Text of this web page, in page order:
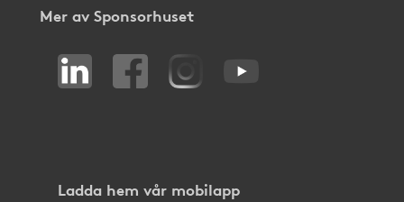
Mer av Sponsorhuset
Ladda hem vår mobilapp